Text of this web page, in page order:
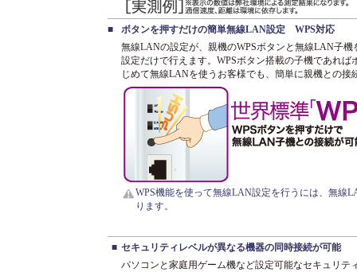
■
ボタンを押すだけの簡単無線LAN設定 WPS対応
無線LANの設定が、親機のWPSボタンと無線LAN子
設定だけで行えます。WPSボタン搭載の子機であれ
じめて無線LANを使うお客様でも、簡単に親機との接
WPS機能を使って無線LAN設定を行うには、無線
ります。
■ セキュリティレベルが異なる機器の同時接続が可能
パソコンと家庭用ゲーム機など設定可能なセキュリ